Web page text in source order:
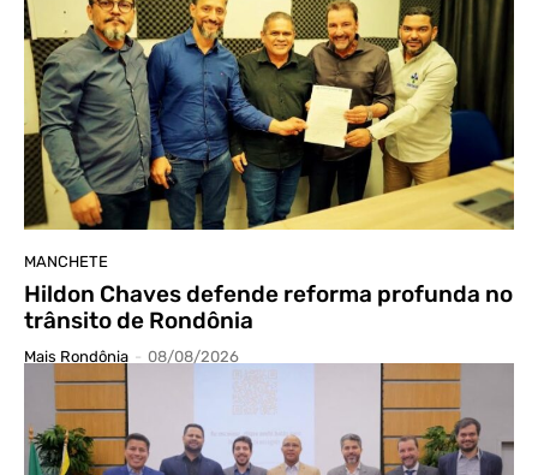
MANCHETE
Hildon Chaves defende reforma profunda no
trânsito de Rondônia
Mais Rondônia - 08/08/2026